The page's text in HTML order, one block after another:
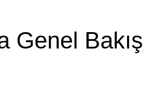
Genel Bakış